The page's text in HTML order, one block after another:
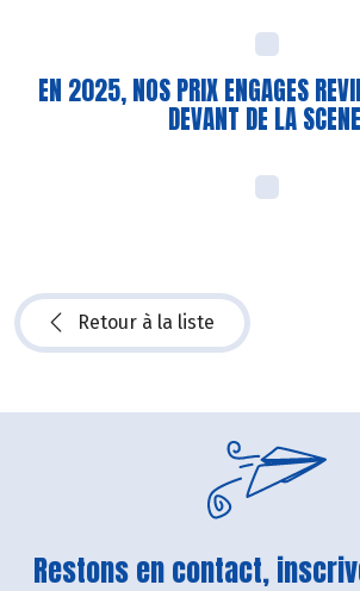
EN 2025, NOS PRIX ENGAGES
DEVANT DE LA
Retour à la liste
Restons en contact,